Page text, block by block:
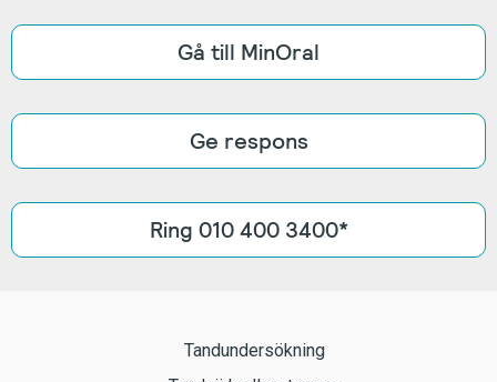
Gå till MinOral
Ge respons
Ring 010 400 3400*
Tandundersökning